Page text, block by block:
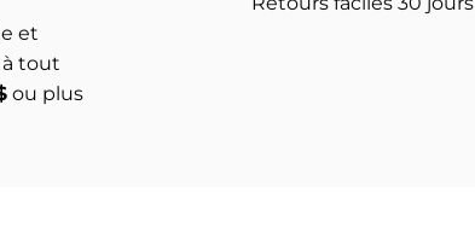
et
tout
ou plus